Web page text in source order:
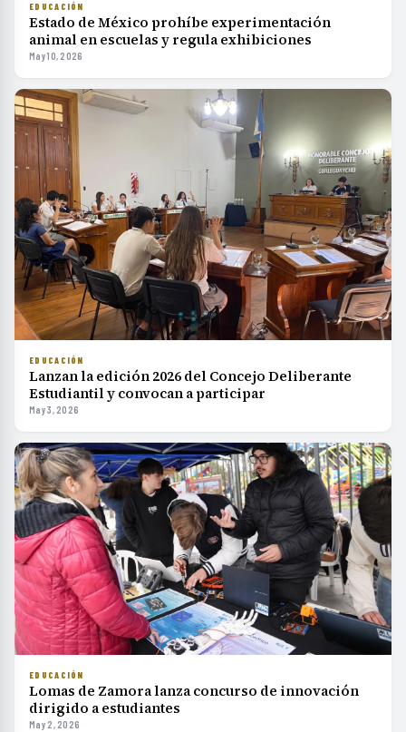
EDUCACIÓN
Estado de México prohíbe experimentación
animal en escuelas y regula exhibiciones
May 10, 2026
EDUCACIÓN
Lanzan la edición 2026 del Concejo Deliberante
Estudiantil y convocan a participar
May 3, 2026
EDUCACIÓN
Lomas de Zamora lanza concurso de innovación
dirigido a estudiantes
May 2, 2026